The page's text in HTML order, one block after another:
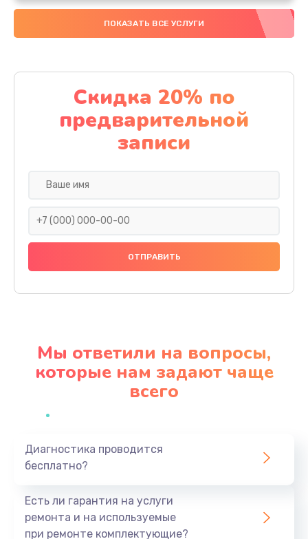
Замена колец
1250 руб.
Замена скобок
1250 руб.
Заказать
Замена панелей
1250 руб.
Заказать
Замена клапана термоблока
Заказать
ПОКАЗАТЬ ВСЕ УСЛУГИ
Скидка 20% по
предварительной
записи
Мы ответили на вопросы,
которые нам задают чаще
всего
Диагностика проводится
бесплатно?
Есть ли гарантия на услуги
ремонта и на используемые
при ремонте комплектующие?